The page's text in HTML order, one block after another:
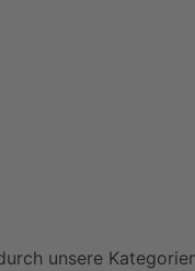
unsere